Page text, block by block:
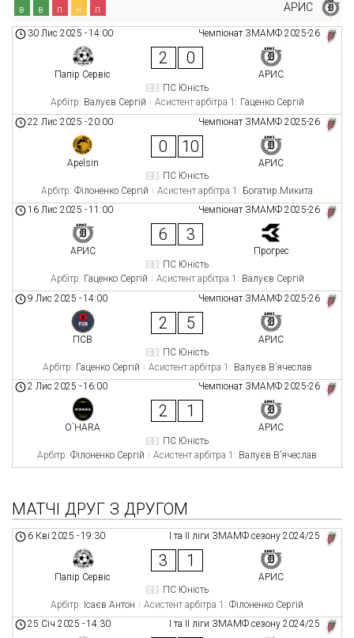
АРИС
в в п н п
Чемпіонат ЗМАМФ 2025-26
30 Лис 2025 -14:00
Папір Сервіс
2 0
АРИС
ПС Юність
Арбітр: Валуєв Сергій Асистент арбітра 1: Гаценко Сергій
Чемпіонат ЗМАМФ 2025-26
22 Лис 2025 -20:00
Apelsin
0 10
АРИС
ПС Юність
Арбітр: Філоненко Сергій Асистент арбітра 1: Богатир Микита
Чемпіонат ЗМАМФ 2025-26
16 Лис 2025 -11:00
АРИС
6 3
Прогрес
ПС Юність
Арбітр: Гаценко Сергій Асистент арбітра 1: Валуєв Сергій
Чемпіонат ЗМАМФ 2025-26
9 Лис 2025 -14:00
ПСВ
2 5
АРИС
ПС Юність
Арбітр: Гаценко Сергій Асистент арбітра 1: Валуєв В’ячеслав
Чемпіонат ЗМАМФ 2025-26
2 Лис 2025 -16:00
O`HARA
2 1
АРИС
ПС Юність
Арбітр: Філоненко Сергій Асистент арбітра 1: Валуєв В’ячеслав
МАТЧІ ДРУГ З ДРУГОМ
І та ІІ ліги ЗМАМФ сезону 2024/25
6 Кві 2025 -19:30
Папір Сервіс
3 1
АРИС
ПС Юність
Арбітр: Ісаєв Антон Асистент арбітра 1: Філоненко Сергій
І та ІІ ліги ЗМАМФ сезону 2024/25
25 Січ 2025 -14:30